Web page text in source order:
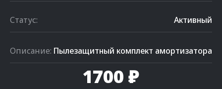
Статус: Активный
Описание: Пылезащитный комплект амортизатора
1700 ₽